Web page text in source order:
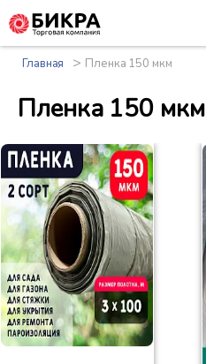
Главная > Пленка 150 мкм
Пленка 150 мкм